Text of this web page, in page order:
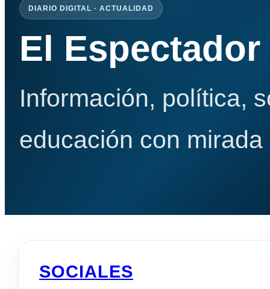
DIARIO DIGITAL · ACTUALIDAD
El Espectador
Información, política,
educación con
SOCIALES